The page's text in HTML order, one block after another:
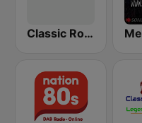
Classic Rock - Hits Radio